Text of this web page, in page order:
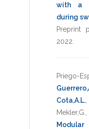
with a
during
Preprint
2022
Priego-
Cota,A.L.
Mekler,G.